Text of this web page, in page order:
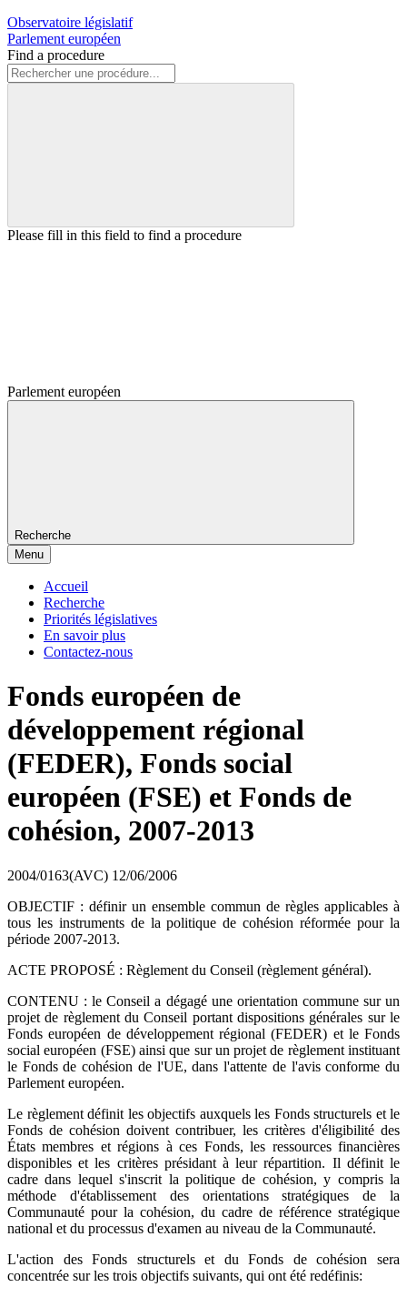
Observatoire législatif
Parlement européen
Find a procedure
Please fill in this field to find a procedure
Parlement européen
Recherche
Menu
Accueil
Recherche
Priorités législatives
En savoir plus
Contactez-nous
Fonds européen de
développement régional
(FEDER), Fonds social
européen (FSE) et Fonds de
cohésion, 2007-2013
2004/0163(AVC) 12/06/2006
OBJECTIF : définir un ensemble commun de règles applicables à
tous les instruments de la politique de cohésion réformée pour la
période 2007-2013.
ACTE PROPOSÉ : Règlement du Conseil (règlement général).
CONTENU : le Conseil a dégagé une orientation commune sur un
projet de règlement du Conseil portant dispositions générales sur le
Fonds européen de développement régional (FEDER) et le Fonds
social européen (FSE) ainsi que sur un projet de règlement instituant
le Fonds de cohésion de l'UE, dans l'attente de l'avis conforme du
Parlement européen.
Le règlement définit les objectifs auxquels les Fonds structurels et le
Fonds de cohésion doivent contribuer, les critères d'éligibilité des
États membres et régions à ces Fonds, les ressources financières
disponibles et les critères présidant à leur répartition. Il définit le
cadre dans lequel s'inscrit la politique de cohésion, y compris la
méthode d'établissement des orientations stratégiques de la
Communauté pour la cohésion, du cadre de référence stratégique
national et du processus d'examen au niveau de la Communauté.
L'action des Fonds structurels et du Fonds de cohésion sera
concentrée sur les trois objectifs suivants, qui ont été redéfinis: